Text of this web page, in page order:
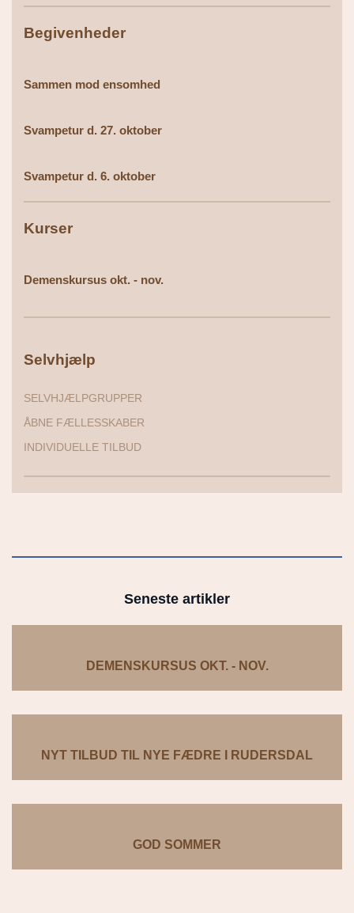
Begivenheder
Sammen mod ensomhed
Svampetur d. 27. oktober
Svampetur d. 6. oktober
Kurser
Demenskursus okt. - nov.
Selvhjælp
SELVHJÆLPGRUPPER
ÅBNE FÆLLESSKABER
INDIVIDUELLE TILBUD
Seneste artikler
DEMENSKURSUS OKT. - NOV.
NYT TILBUD TIL NYE FÆDRE I RUDERSDAL
GOD SOMMER